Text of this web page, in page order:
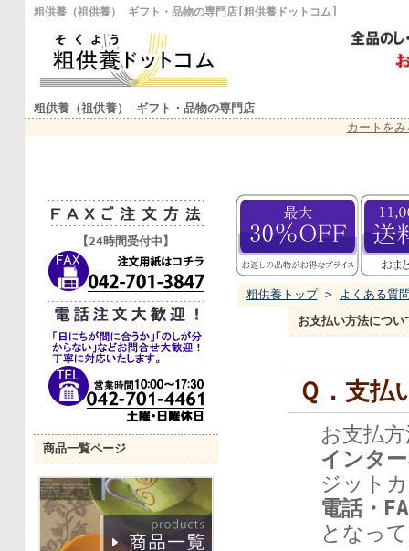
粗供養（祖供養） ギフト・品物の専門店[粗供養ドットコム]
粗供養（祖供養） ギフト・品物の専門店
カートをみ
【24時間受付中】
商品一覧ページ
粗供養トップ> よくある質
お支払い方法につ
Ｑ．支払
お支払
インタ
ジット
電話・
となっ